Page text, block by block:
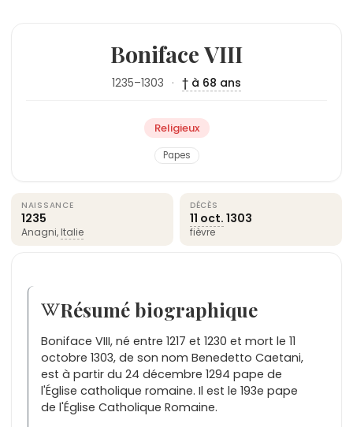
Boniface VIII
1235–1303 · † à 68 ans
Religieux
Papes
NAISSANCE
1235
Anagni, Italie
DÉCÈS
11 oct. 1303
fièvre
Résumé biographique
Boniface VIII, né entre 1217 et 1230 et mort le 11
octobre 1303, de son nom Benedetto Caetani,
est à partir du 24 décembre 1294 pape de
l'Église catholique romaine. Il est le 193e pape
de l'Église Catholique Romaine.